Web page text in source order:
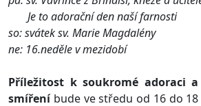
Je to adorační den naší farnosti
so: svátek sv. Marie Magdalény
ne: 16.neděle v mezidobí
Příležitost k soukromé adoraci
smířeníbude ve středu od 16 do